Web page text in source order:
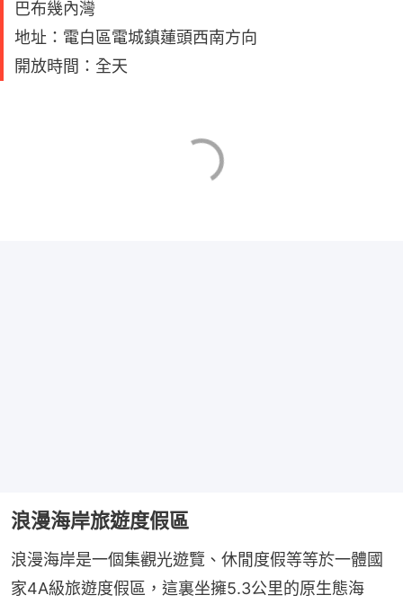
巴布幾內灣
地址：電白區電城鎮蓮頭西南方向
開放時間：全天
浪漫海岸旅遊度假區
浪漫海岸是一個集觀光遊覽、休閒度假等等於一體國
家4A級旅遊度假區，這裏坐擁5.3公里的原生態海